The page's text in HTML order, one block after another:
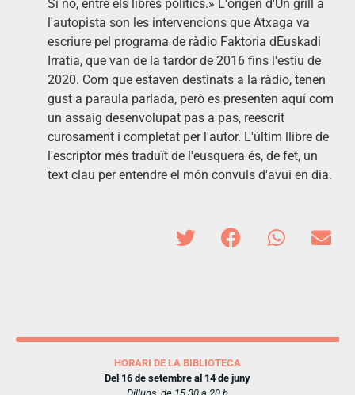
Si no, entre els libres polítics.» L'origen d'Un grill a
l'autopista son les intervencions que Atxaga va
escriure pel programa de ràdio Faktoria dEuskadi
Irratia, que van de la tardor de 2016 fins l'estiu de
2020. Com que estaven destinats a la ràdio, tenen
gust a paraula parlada, però es presenten aquí com
un assaig desenvolupat pas a pas, reescrit
curosament i completat per l'autor. L'últim llibre de
l'escriptor més traduït de l'eusquera és, de fet, un
text clau per entendre el món convuls d'avui en dia.
HORARI DE LA BIBLIOTECA
Del 16 de setembre al 14 de juny